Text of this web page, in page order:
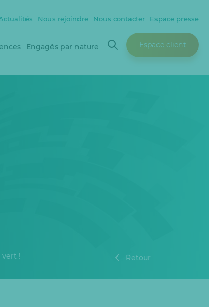
Nous rejoindre Nous contacter Espace presse
Engagés par nature Espace client
vert ! Retour